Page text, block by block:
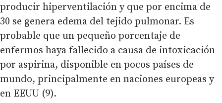
producir hiperventilación y que por encima de
30 se genera edema del tejido pulmonar. Es
probable que un pequeño porcentaje de
enfermos haya fallecido a causa de intoxicación
por aspirina, disponible en pocos países de
mundo, principalmente en naciones europeas y
en EEUU (9).